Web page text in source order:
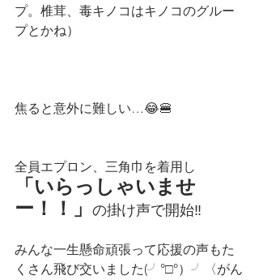
プ。椎茸、毒キノコはキノコのグルー
プとかね）
焦ると意外に難しい…😂🍔
全員エプロン、三角巾を着用し
「いらっしゃいませ
ー！！」 の掛け声で開始‼
みんな一生懸命頑張って応援の声もた
くさん飛び交いました(╯°□°）╯〈がん